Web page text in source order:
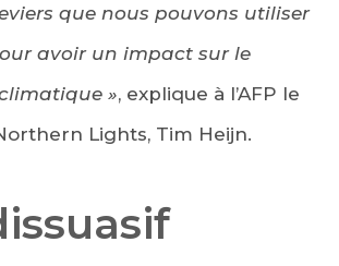
que nous pouvons utiliser
avoir un impact sur le
», explique à l’AFP le
Lights, Tim Heijn.